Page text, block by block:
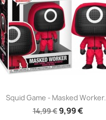
Squid Game - Masked
14,99 € 9,99 €
Aperçu rapide